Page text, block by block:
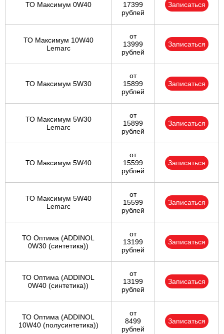
ТО Максимум 0W40
17399
рублей
Записаться
ТО Максимум 10W40
Lemarc
от
13999
рублей
Записаться
ТО Максимум 5W30
от
15899
рублей
Записаться
ТО Максимум 5W30
Lemarc
от
15899
рублей
Записаться
ТО Максимум 5W40
от
15599
рублей
Записаться
ТО Максимум 5W40
Lemarc
от
15599
рублей
Записаться
ТО Оптима (ADDINOL
0W30 (синтетика))
от
13199
рублей
Записаться
ТО Оптима (ADDINOL
0W40 (синтетика))
от
13199
рублей
Записаться
ТО Оптима (ADDINOL
10W40 (полусинтетика))
от
8499
рублей
Записаться